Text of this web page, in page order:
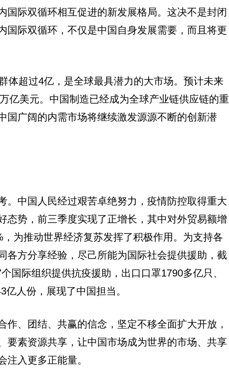
国际双循环相互促进的新发展格局。这决不是封闭
国际双循环，不仅是中国自身发展需要，而且将更
超过4亿，是全球最具潜力的大市场。预计未来
亿美元。中国制造已经成为全球产业链供应链的重
国广阔的内需市场将继续激发源源不断的创新潜
中国人民经过艰苦卓绝努力，疫情防控取得重大
态势，前三季度实现了正增长，其中对外贸易额增
为推动世界经济复苏发挥了积极作用。为支持各
各方分享经验，尽己所能为国际社会提供援助，截
国际组织提供抗疫援助，出口口罩1790多亿只、
人份，展现了中国担当。
、团结、共赢的信念，坚定不移全面扩大开放，
要素资源共享，让中国市场成为世界的市场、共享
注入更多正能量。